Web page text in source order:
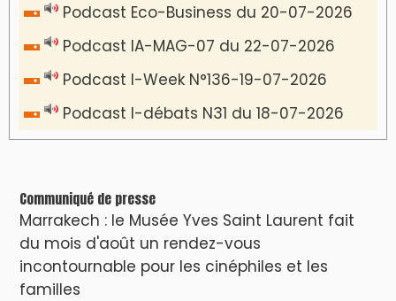
Podcast Eco-Business du 20-07-2026
Podcast IA-MAG-07 du 22-07-2026
Podcast I-Week N°136-19-07-2026
Podcast I-débats N31 du 18-07-2026
Communiqué de presse
Marrakech : le Musée Yves Saint Laurent fait
du mois d'août un rendez-vous
incontournable pour les cinéphiles et les
familles